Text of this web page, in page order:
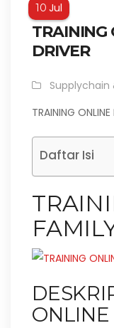
10Jul
TRAINING
DRIVER
TRAINING ONLINE
Daftar Isi
ONLINE